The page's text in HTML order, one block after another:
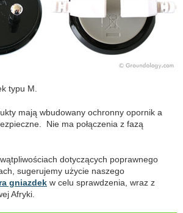
typu M.
mają wbudowany ochronny opornik a
Nie ma połączenia z fazą
dotyczących poprawnego
sugerujemy użycie naszego
gniazdek w celu sprawdzenia, wraz z
Afryki.